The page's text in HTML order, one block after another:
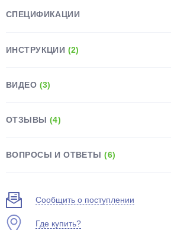
СПЕЦИФИКАЦИИ
ИНСТРУКЦИИ (2)
ВИДЕО (3)
ОТЗЫВЫ (4)
ВОПРОСЫ И ОТВЕТЫ(6)
Сообщить о поступлении
Где купить?